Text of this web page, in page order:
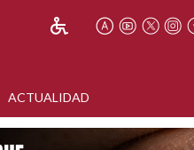
ACTUALIDAD